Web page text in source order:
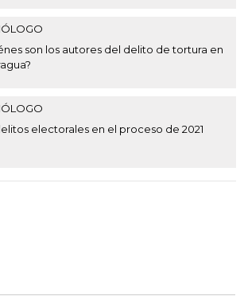
son los autores del delito de tortura en
electorales en el proceso de 2021